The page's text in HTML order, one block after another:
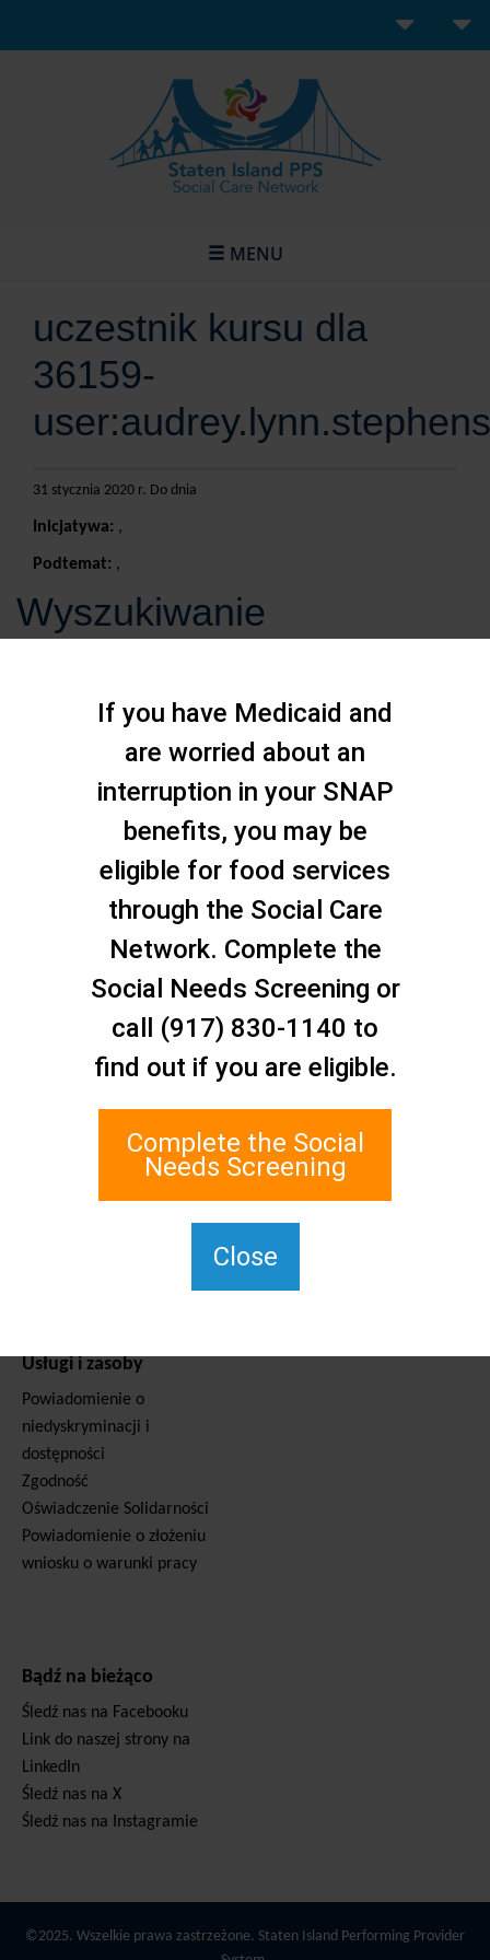
MENU
uczestnik kursu dla
36159-
31 stycznia 2020 r. Do dnia
Inicjatywa: ,
Podtemat: ,
Wyszukiwanie
Sieć opieki społecznej Staten
1 Edgewater Plaza, Suite 700
W przypadku TTY należy
wybrać numer 711.
Usługi i zasoby
Powiadomienie o
niedyskryminacji i
dostępności
Zgodność
Oświadczenie Solidarności
Powiadomienie o złożeniu
wniosku o warunki pracy
Bądź na bieżąco
Śledź nas na Facebooku
Link do naszej strony na
LinkedIn
Śledź nas na X
Śledź nas na Instagramie
©2025. Wszelkie prawa zastrzeżone. Staten Island Performing Provider
If you have Medicaid and
are worried about an
interruption in your SNAP
benefits, you may be
eligible for food services
through the Social Care
Network. Complete the
Social Needs Screening or
call (917) 830-1140 to
find out if you are eligible.
Complete the Social
Needs Screening
Close